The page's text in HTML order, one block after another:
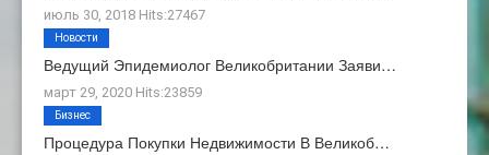
июль 30, 2018 Hits:27467
Ведущий Эпидемиолог Великобритании Заяви…
март 29, 2020 Hits:23859
Новости
Процедура Покупки Недвижимости В Великоб…
Бизнес